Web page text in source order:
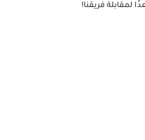
لمقابلة فريقنا!